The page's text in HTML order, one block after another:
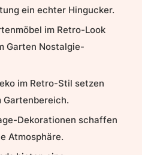
ein echter Hingucker.
im Retro-Look
Garten Nostalgie-
im Retro-Stil setzen
Gartenbereich.
-Dekorationen schaffen
Atmosphäre.